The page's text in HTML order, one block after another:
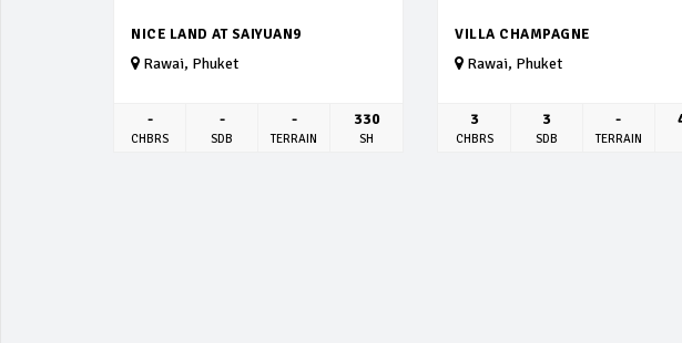
NICE LAND AT SAIYUAN9
Rawai, Phuket
-
CHBRS
-
SDB
-
TERRAIN
330
SH
VILLA CHAMPAGNE
Rawai, Phuket
3
CHBRS
3
SDB
-
TERRAIN